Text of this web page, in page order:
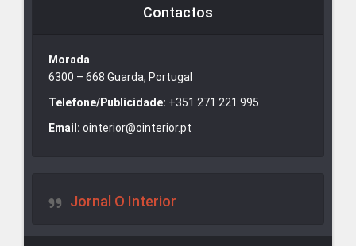
Contactos
Morada
6300 – 668 Guarda, Portugal
Telefone/Publicidade: +351 271 221 995
Email: ointerior@ointerior.pt
Jornal O Interior